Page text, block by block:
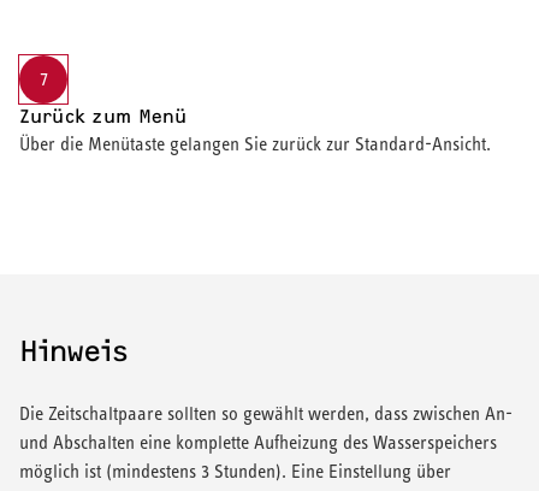
7
Zurück zum Menü
Über die Menütaste gelangen Sie zurück zur Standard-Ansicht.
Hinweis
Die Zeitschaltpaare sollten so gewählt werden, dass zwischen An-
und Abschalten eine komplette Aufheizung des Wasserspeichers
möglich ist (mindestens 3 Stunden). Eine Einstellung über